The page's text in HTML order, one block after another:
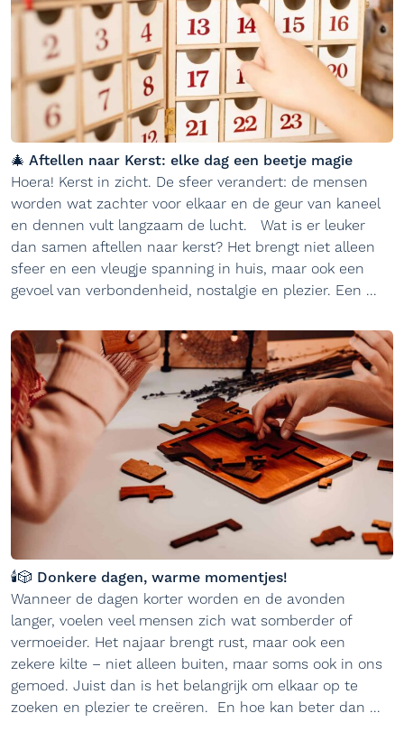
🎄 Aftellen naar Kerst: elke dag een beetje magie
Hoera! Kerst in zicht. De sfeer verandert: de mensen
worden wat zachter voor elkaar en de geur van kaneel
en dennen vult langzaam de lucht. Wat is er leuker
dan samen aftellen naar kerst? Het brengt niet alleen
sfeer en een vleugje spanning in huis, maar ook een
gevoel van verbondenheid, nostalgie en plezier. Een ...
🕯️🎲 Donkere dagen, warme momentjes!
Wanneer de dagen korter worden en de avonden
langer, voelen veel mensen zich wat somberder of
vermoeider. Het najaar brengt rust, maar ook een
zekere kilte – niet alleen buiten, maar soms ook in ons
gemoed. Juist dan is het belangrijk om elkaar op te
zoeken en plezier te creëren. En hoe kan beter dan ...